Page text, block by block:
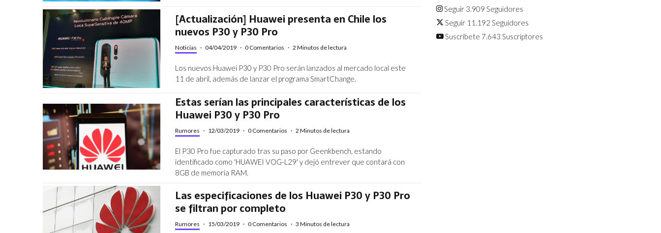
[Actualización] Huawei presenta en Chile los
nuevos P30 y P30 Pro
Noticias · 04/04/2019 · 0 Comentarios · 2 Minutos de lectura
Los nuevos Huawei P30 y P30 Pro serán lanzados al mercado local este
11 de abril, además de lanzar el programa SmartChange.
Estas serían las principales características de los
Huawei P30 y P30 Pro
Rumores · 12/03/2019 · 0 Comentarios · 2 Minutos de lectura
El P30 Pro fue capturado tras su paso por Geenkbench, estando
identificado como 'HUAWEI VOG-L29' y dejó entrever que contará con
8GB de memoria RAM.
Las especificaciones de los Huawei P30 y P30 Pro
se filtran por completo
Rumores · 15/03/2019 · 0 Comentarios · 3 Minutos de lectura
Seguir 3.909 Seguidores
Seguir 11.192 Seguidores
Suscríbete 7.643 Suscriptores